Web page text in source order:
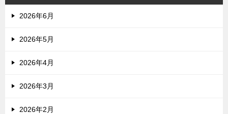
2026年6月
2026年5月
2026年4月
2026年3月
2026年2月